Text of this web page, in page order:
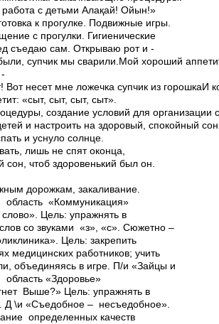
с детьми Алақай! Ойын!»
к прогулке. Подвижные игры.
с прогулки. Гигиенические
съедаю сам. Открываю рот и
супчик мы сварили.Мой хороший
Вот несет мне ложечка супчик из горошкаИ
«сыт, сыт, сыт, сыт».
создание условий для организации
и настроить на здоровый, спокойный
и уснуло солнце.
лишь не спят оконца,
сон, чтоб здоровенький был он.
дорожкам, закаливание.
область «Коммуникация»
Цель: упражнять в
со звуками «з», «с». Сюжетно –
Цель: закрепить
медицинских работников; учить
объединяясь в игре. П/и «Зайцы и
область «Здоровье»
Выше?» Цель: упражнять в
Д \и «Съедобное – несъедобное».
определенных качеств